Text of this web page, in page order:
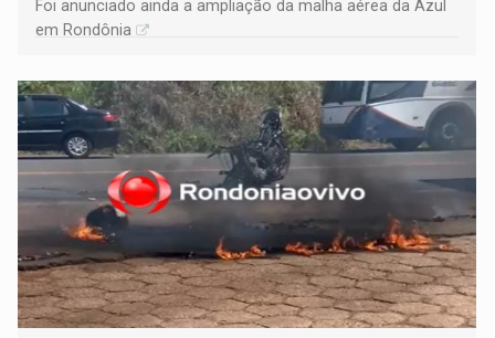
Foi anunciado ainda a ampliação da malha aérea da Azul
em Rondônia